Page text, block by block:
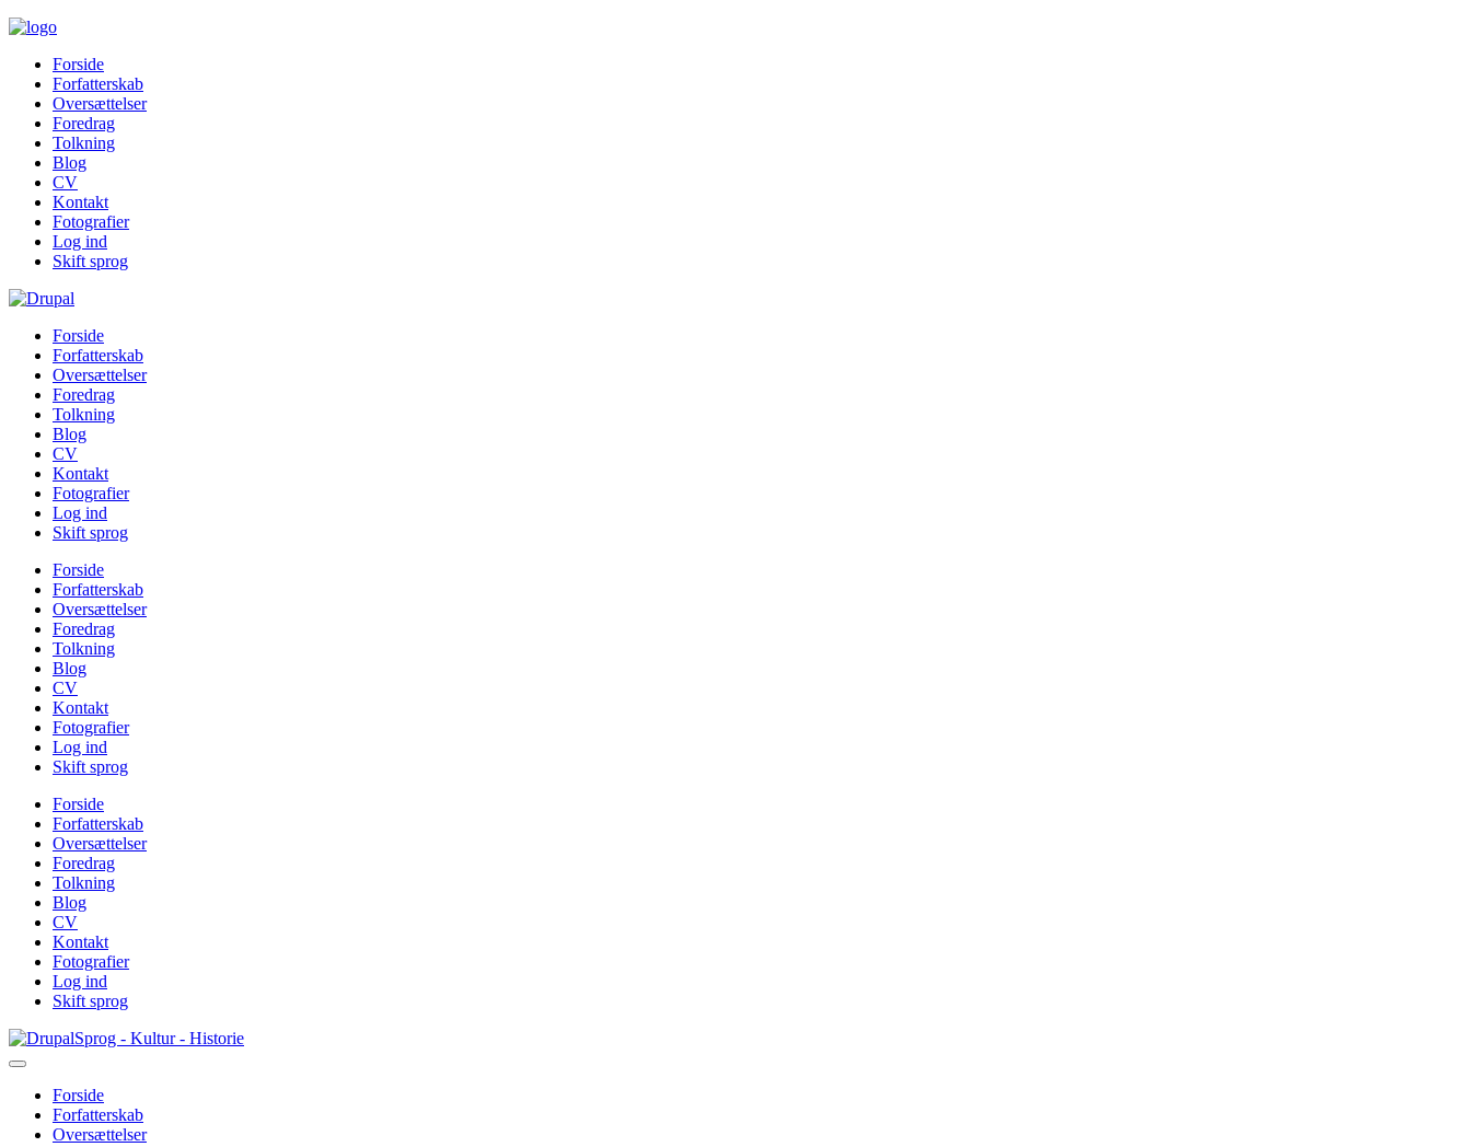
Forside
Forfatterskab
Oversættelser
Foredrag
Tolkning
Blog
CV
Kontakt
Fotografier
Log ind
Skift sprog
Forside
Forfatterskab
Oversættelser
Foredrag
Tolkning
Blog
CV
Kontakt
Fotografier
Log ind
Skift sprog
Forside
Forfatterskab
Oversættelser
Foredrag
Tolkning
Blog
CV
Kontakt
Fotografier
Log ind
Skift sprog
Forside
Forfatterskab
Oversættelser
Foredrag
Tolkning
Blog
CV
Kontakt
Fotografier
Log ind
Skift sprog
Gå
til
Sprog - Kultur - Historie
Primær
Forside
Forfatterskab
Oversættelser